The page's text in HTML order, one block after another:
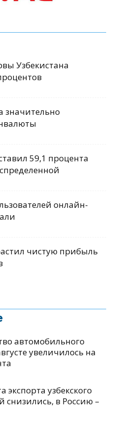
Узбекистана
значительно
59,1 процента
онлайн-
чистую прибыль
автомобильного
увеличилось на
экспорта узбекского
снизились, в Россию –